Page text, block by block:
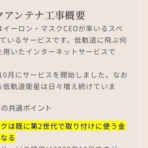
アンテナ工事概要
ーロン・マスクCEOが率いるスペ
いるサービスです。低軌道に飛ぶ何
いたインターネットサービスで
月にサービスを開始しました。なお
軌道衛星は日々増え続けていま
共通ポイント
は既に第2世代で取り付けに使う金
る